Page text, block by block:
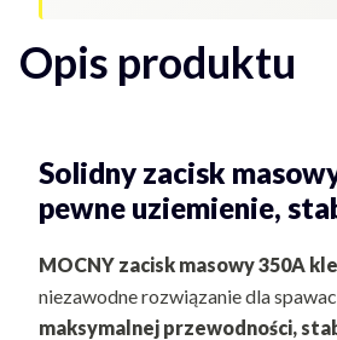
Opis produktu
Solidny zacisk
pewne uziemienie,
MOCNY zacisk masowy 350A
niezawodne rozwiązanie dla
maksymalnej przewodności,